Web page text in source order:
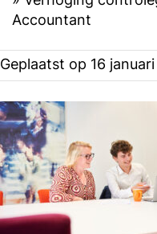
Accountant
Geplaatst op 16